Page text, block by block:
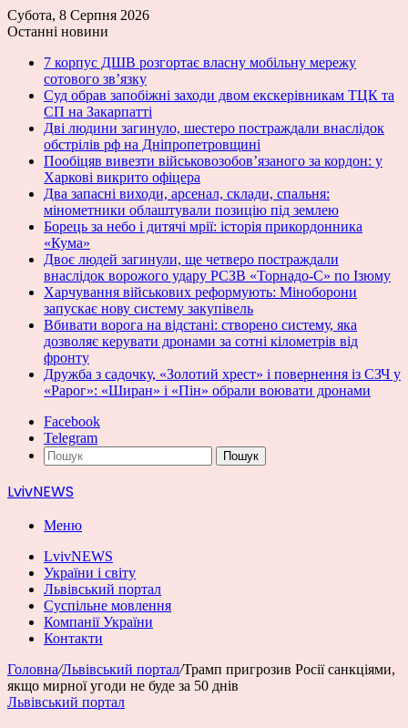
Субота, 8 Серпня 2026
Останні новини
7 корпус ДШВ розгортає власну мобільну мережу
сотового зв’язку
Суд обрав запобіжні заходи двом екскерівникам ТЦК та
СП на Закарпатті
Дві людини загинуло, шестеро постраждали внаслідок
обстрілів рф на Дніпропетровщині
Пообіцяв вивезти військовозобов’язаного за кордон: у
Харкові викрито офіцера
Два запасні виходи, арсенал, склади, спальня:
мінометники облаштували позицію під землею
Борець за небо і дитячі мрії: історія прикордонника
«Кума»
Двоє людей загинули, ще четверо постраждали
внаслідок ворожого удару РСЗВ «Торнадо-С» по Ізюму
Харчування військових реформують: Міноборони
запускає нову систему закупівель
Вбивати ворога на відстані: створено систему, яка
дозволяє керувати дронами за сотні кілометрів від
фронту
Дружба з садочку, «Золотий хрест» і повернення із СЗЧ у
«Рарог»: «Ширан» і «Пін» обрали воювати дронами
Facebook
Telegram
Пошук
LvivNEWS
Меню
LvivNEWS
України і світу
Львівський портал
Суспільне мовлення
Компанії України
Контакти
Головна/Львівський портал/Трамп пригрозив Росії санкціями,
якщо мирної угоди не буде за 50 днів
Львівський портал